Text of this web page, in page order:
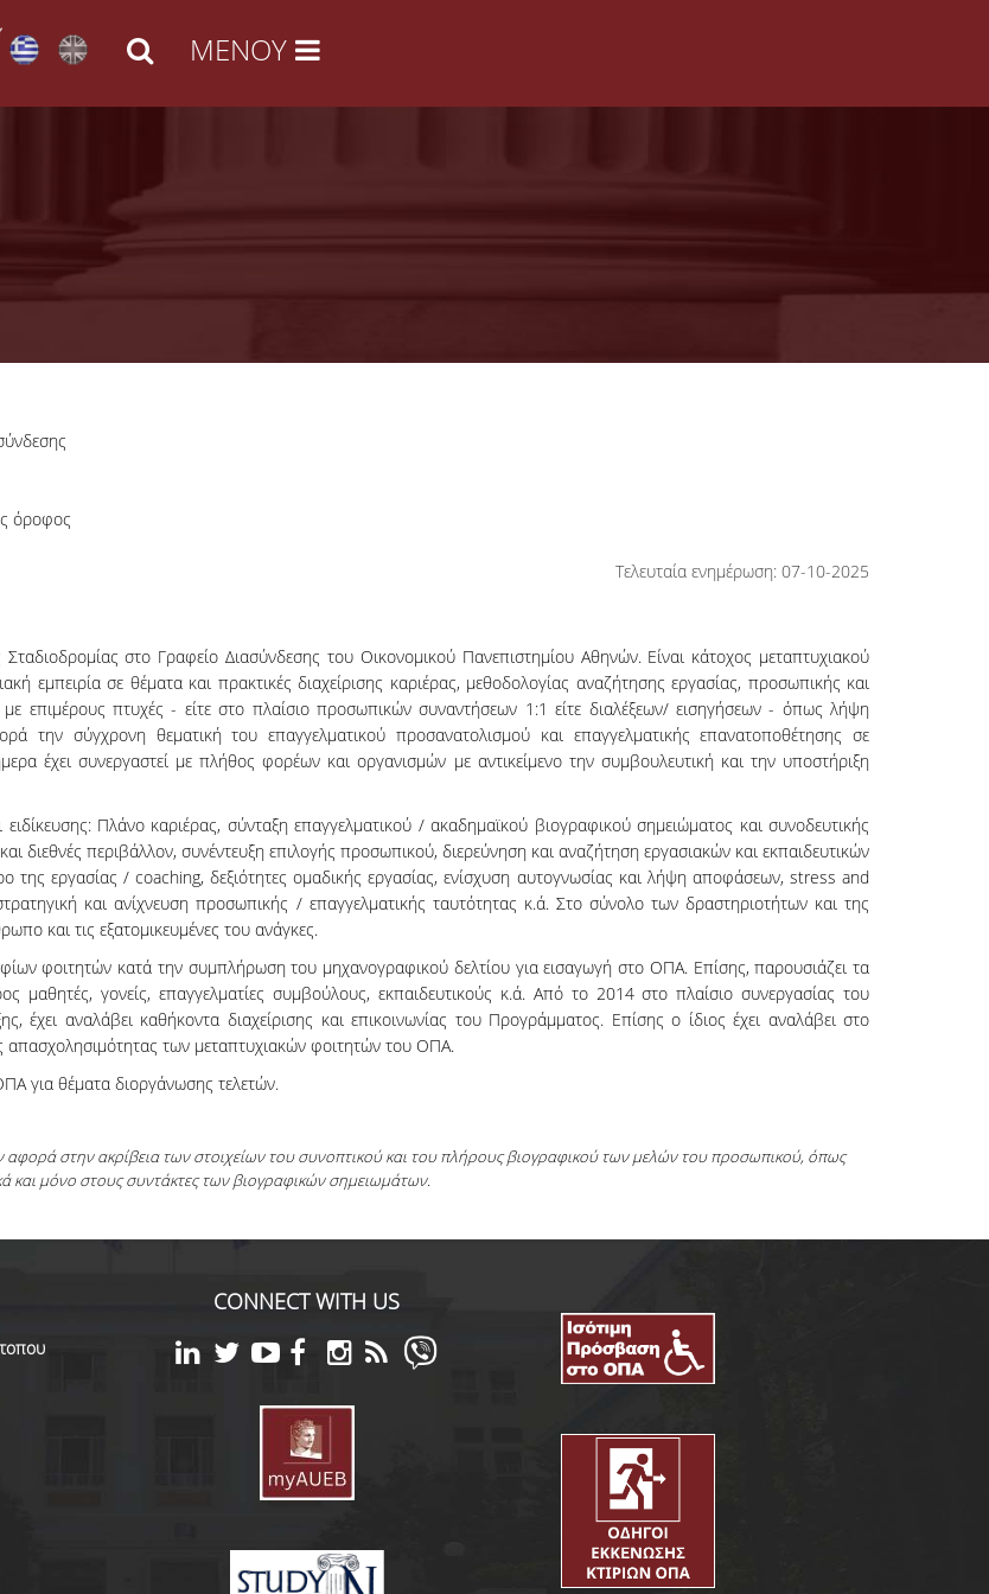
όροφος
στο Γραφείο Διασύνδεσης του Οικονομικού Πανεπιστημίου Αθηνών. Είναι κάτοχος μεταπτυχιακού
εμπειρία σε θέματα και πρακτικές διαχείρισης καριέρας, μεθοδολογίας αναζήτησης εργασίας, προσωπικής και
με επιμέρους πτυχές - είτε στο πλαίσιο προσωπικών συναντήσεων 1:1 είτε διαλέξεων/ εισηγήσεων - όπως λήψη
την σύγχρονη θεματική του επαγγελματικού προσανατολισμού και επαγγελματικής επανατοποθέτησης σε
έχει συνεργαστεί με πλήθος φορέων και οργανισμών με αντικείμενο την συμβουλευτική και την υποστήριξη
Πλάνο καριέρας, σύνταξη επαγγελματικού / ακαδημαϊκού βιογραφικού σημειώματος και συνοδευτικής
διεθνές περιβάλλον, συνέντευξη επιλογής προσωπικού, διερεύνηση και αναζήτηση εργασιακών και εκπαιδευτικών
της εργασίας / coaching, δεξιότητες ομαδικής εργασίας, ενίσχυση αυτογνωσίας και λήψη αποφάσεων, stress and
και ανίχνευση προσωπικής / επαγγελματικής ταυτότητας κ.ά. Στο σύνολο των δραστηριοτήτων και της
και τις εξατομικευμένες του ανάγκες.
φοιτητών κατά την συμπλήρωση του μηχανογραφικού δελτίου για εισαγωγή στο ΟΠΑ. Επίσης, παρουσιάζει τα
γονείς, επαγγελματίες συμβούλους, εκπαιδευτικούς κ.ά. Από το 2014 στο πλαίσιο συνεργασίας του
αναλάβει καθήκοντα διαχείρισης και επικοινωνίας του Προγράμματος. Επίσης ο ίδιος έχει αναλάβει στο
απασχολησιμότητας των μεταπτυχιακών φοιτητών του ΟΠΑ.
για θέματα διοργάνωσης τελετών.
Τελευταία ενημέρωση: 07-10-2025
στην ακρίβεια των στοιχείων του συνοπτικού και του πλήρους βιογραφικού των μελών του προσωπικού, όπως
και μόνο στους συντάκτες των βιογραφικών σημειωμάτων.
CONNECT WITH US